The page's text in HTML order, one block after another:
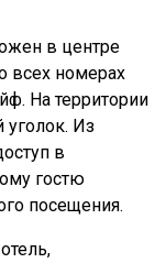
в центре
всех номерах
На территории
уголок. Из
в
гостю
посещения.